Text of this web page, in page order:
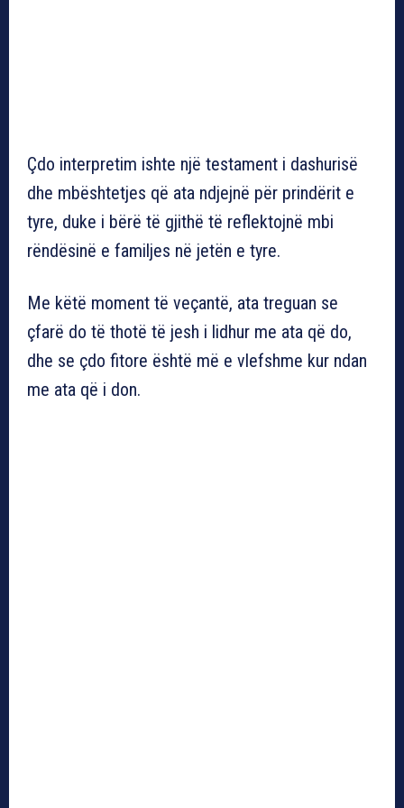
Çdo interpretim ishte një testament i dashurisë
dhe mbështetjes që ata ndjejnë për prindërit e
tyre, duke i bërë të gjithë të reflektojnë mbi
rëndësinë e familjes në jetën e tyre.
Me këtë moment të veçantë, ata treguan se
çfarë do të thotë të jesh i lidhur me ata që do,
dhe se çdo fitore është më e vlefshme kur ndan
me ata që i don.